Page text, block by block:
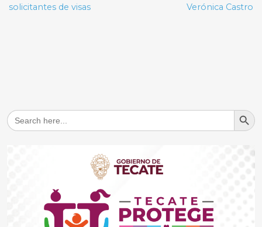
solicitantes de visas Verónica Castro
Search
for:
Search